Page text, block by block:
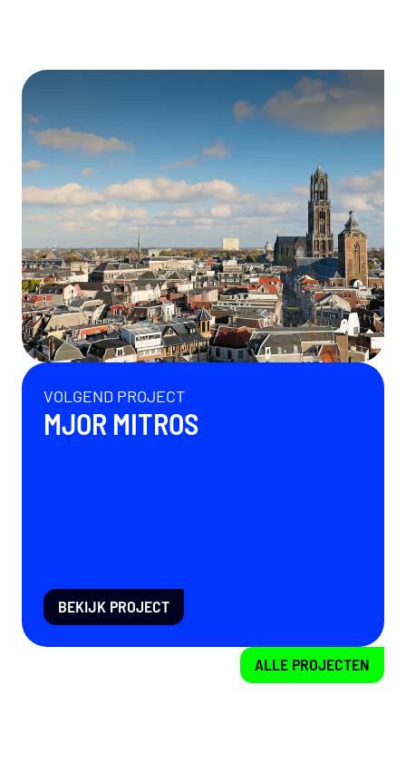
VOLGEND PROJECT
MJOR MITROS
BEKIJK PROJECT
ALLE PROJECTEN